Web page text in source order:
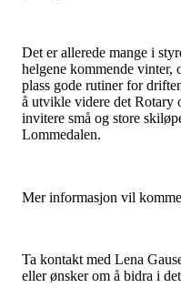
Det er allerede mange i
helgene kommende vinter,
plass gode rutiner for
å utvikle videre det Rotary
invitere små og store
Lommedalen.
Mer informasjon vil
Ta kontakt med Lena
eller ønsker om å bidra i